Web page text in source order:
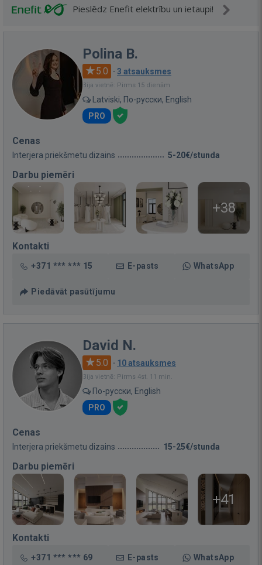
Pieslēdz Enefit elektrību un ietaupi!
Polina B.
5.0 · 3 atsauksmes
Bija vietnē: Pirms 15 dienām
Latviski, По-русски, English
PRO
Cenas
Interjera priekšmetu dizains 5-20€/stunda
Darbu piemēri
+38
Kontakti
+371 *** *** 15 E-pasts WhatsApp
Piedāvāt pasūtījumu
David N.
5.0 · 10 atsauksmes
Bija vietnē: Pirms 4st. 11 min.
По-русски, English
PRO
Cenas
Interjera priekšmetu dizains 15-25€/stunda
Darbu piemēri
+41
Kontakti
+371 *** *** 69 E-pasts WhatsApp